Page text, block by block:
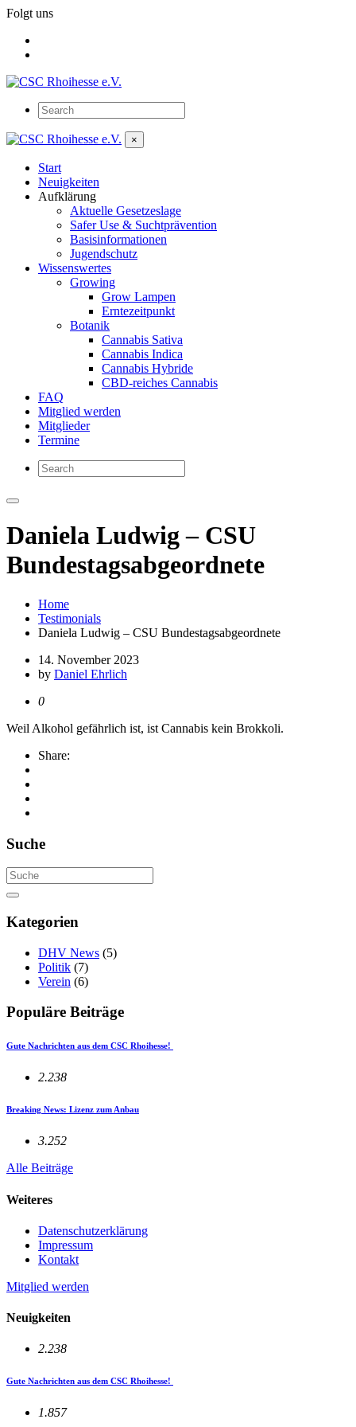
Folgt uns
×
Start
Neuigkeiten
Aufklärung
Aktuelle Gesetzeslage
Safer Use & Suchtprävention
Basisinformationen
Jugendschutz
Wissenswertes
Growing
Grow Lampen
Erntezeitpunkt
Botanik
Cannabis Sativa
Cannabis Indica
Cannabis Hybride
CBD-reiches Cannabis
FAQ
Mitglied werden
Mitglieder
Termine
Daniela Ludwig – CSU
Bundestagsabgeordnete
Home
Testimonials
Daniela Ludwig – CSU Bundestagsabgeordnete
14. November 2023
by Daniel Ehrlich
0
Weil Alkohol gefährlich ist, ist Cannabis kein Brokkoli.
Share:
Suche
Kategorien
DHV News (5)
Politik (7)
Verein (6)
Populäre Beiträge
Gute Nachrichten aus dem CSC Rhoihesse!
2.238
Breaking News: Lizenz zum Anbau
3.252
Alle Beiträge
Weiteres
Datenschutzerklärung
Impressum
Kontakt
Mitglied werden
Neuigkeiten
2.238
Gute Nachrichten aus dem CSC Rhoihesse!
1.857